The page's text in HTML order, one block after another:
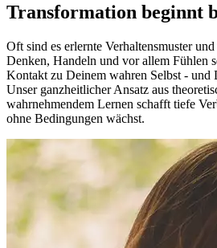
Transformation beginnt
Oft sind es erlernte Verhaltensmuster
Denken, Handeln und vor allem Fühlen
Kontakt zu Deinem wahren Selbst - und
Unser ganzheitlicher Ansatz aus
wahrnehmendem Lernen schafft tiefe
ohne Bedingungen wächst.